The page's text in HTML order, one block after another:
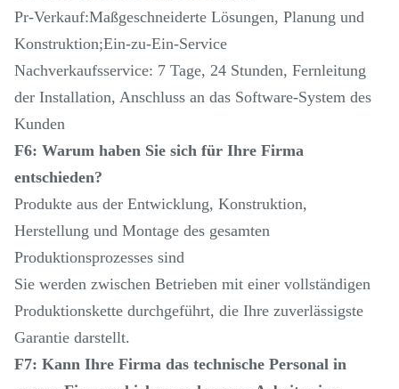
Pr-Verkauf:Maßgeschneiderte Lösungen, Planung und
Konstruktion;Ein-zu-Ein-Service
Nachverkaufsservice: 7 Tage, 24 Stunden, Fernleitung
der Installation, Anschluss an das Software-System des
Kunden
F6: Warum haben Sie sich für Ihre Firma
entschieden?
Produkte aus der Entwicklung, Konstruktion,
Herstellung und Montage des gesamten
Produktionsprozesses sind
Sie werden zwischen Betrieben mit einer vollständigen
Produktionskette durchgeführt, die Ihre zuverlässigste
Garantie darstellt.
F7: Kann Ihre Firma das technische Personal in